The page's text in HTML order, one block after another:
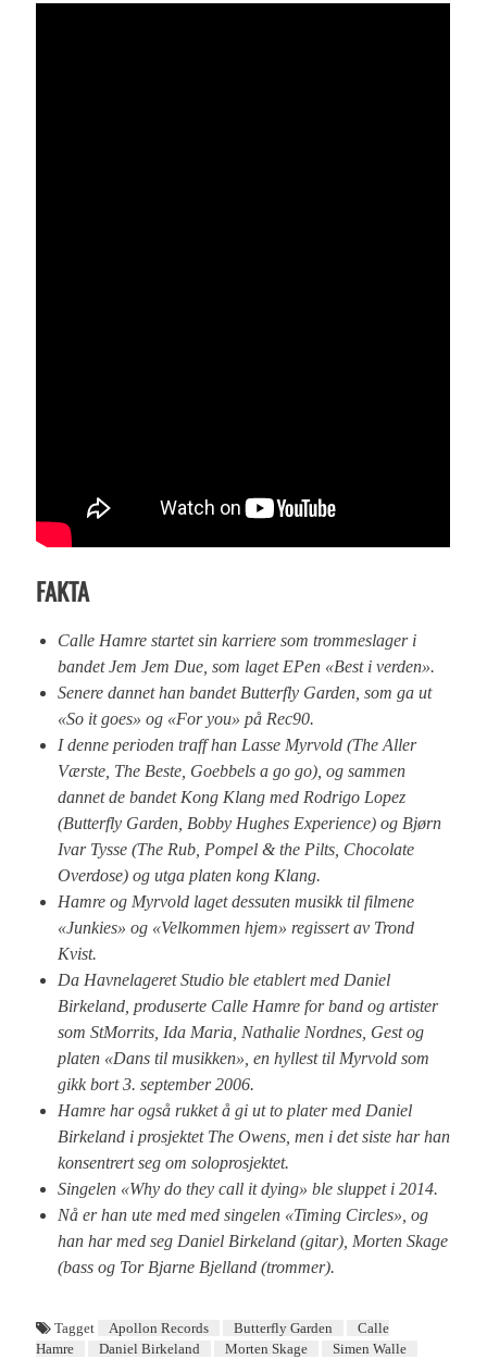
FAKTA
Calle Hamre startet sin karriere som trommeslager i
bandet Jem Jem Due, som laget EPen «Best i verden».
Senere dannet han bandet Butterfly Garden, som ga ut
«So it goes» og «For you» på Rec90.
I denne perioden traff han Lasse Myrvold (The Aller
Værste, The Beste, Goebbels a go go), og sammen
dannet de bandet Kong Klang med Rodrigo Lopez
(Butterfly Garden, Bobby Hughes Experience) og Bjørn
Ivar Tysse (The Rub, Pompel & the Pilts, Chocolate
Overdose) og utga platen kong Klang.
Hamre og Myrvold laget dessuten musikk til filmene
«Junkies» og «Velkommen hjem» regissert av Trond
Kvist.
Da Havnelageret Studio ble etablert med Daniel
Birkeland, produserte Calle Hamre for band og artister
som StMorrits, Ida Maria, Nathalie Nordnes, Gest og
platen «Dans til musikken», en hyllest til Myrvold som
gikk bort 3. september 2006.
Hamre har også rukket å gi ut to plater med Daniel
Birkeland i prosjektet The Owens, men i det siste har han
konsentrert seg om soloprosjektet.
Singelen «Why do they call it dying» ble sluppet i 2014.
Nå er han ute med med singelen «Timing Circles», og
han har med seg Daniel Birkeland (gitar), Morten Skage
(bass og Tor Bjarne Bjelland (trommer).
Tagget Apollon Records Butterfly Garden
Calle
Hamre
Daniel Birkeland Morten Skage
Simen Walle